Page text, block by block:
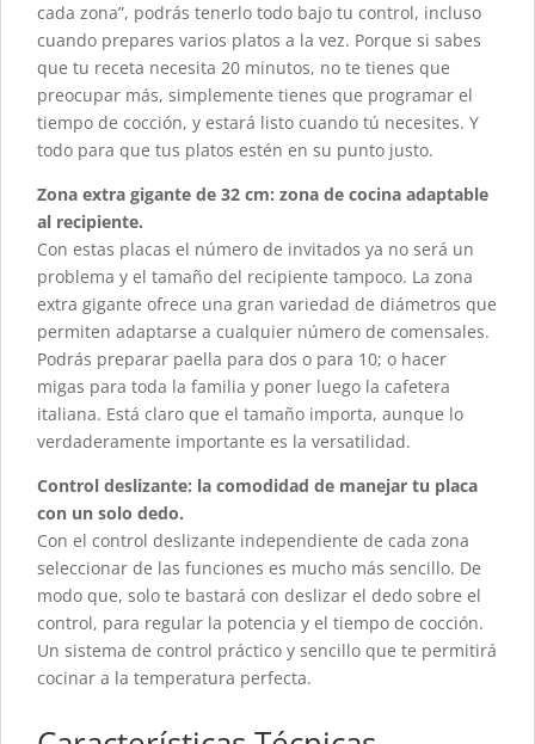
cada zona”, podrás tenerlo todo bajo tu control, incluso
cuando prepares varios platos a la vez. Porque si sabes
que tu receta necesita 20 minutos, no te tienes que
preocupar más, simplemente tienes que programar el
tiempo de cocción, y estará listo cuando tú necesites. Y
todo para que tus platos estén en su punto justo.
Zona extra gigante de 32 cm: zona de cocina adaptable
al recipiente.
Con estas placas el número de invitados ya no será un
problema y el tamaño del recipiente tampoco. La zona
extra gigante ofrece una gran variedad de diámetros que
permiten adaptarse a cualquier número de comensales.
Podrás preparar paella para dos o para 10; o hacer
migas para toda la familia y poner luego la cafetera
italiana. Está claro que el tamaño importa, aunque lo
verdaderamente importante es la versatilidad.
Control deslizante: la comodidad de manejar tu placa
con un solo dedo.
Con el control deslizante independiente de cada zona
seleccionar de las funciones es mucho más sencillo. De
modo que, solo te bastará con deslizar el dedo sobre el
control, para regular la potencia y el tiempo de cocción.
Un sistema de control práctico y sencillo que te permitirá
cocinar a la temperatura perfecta.